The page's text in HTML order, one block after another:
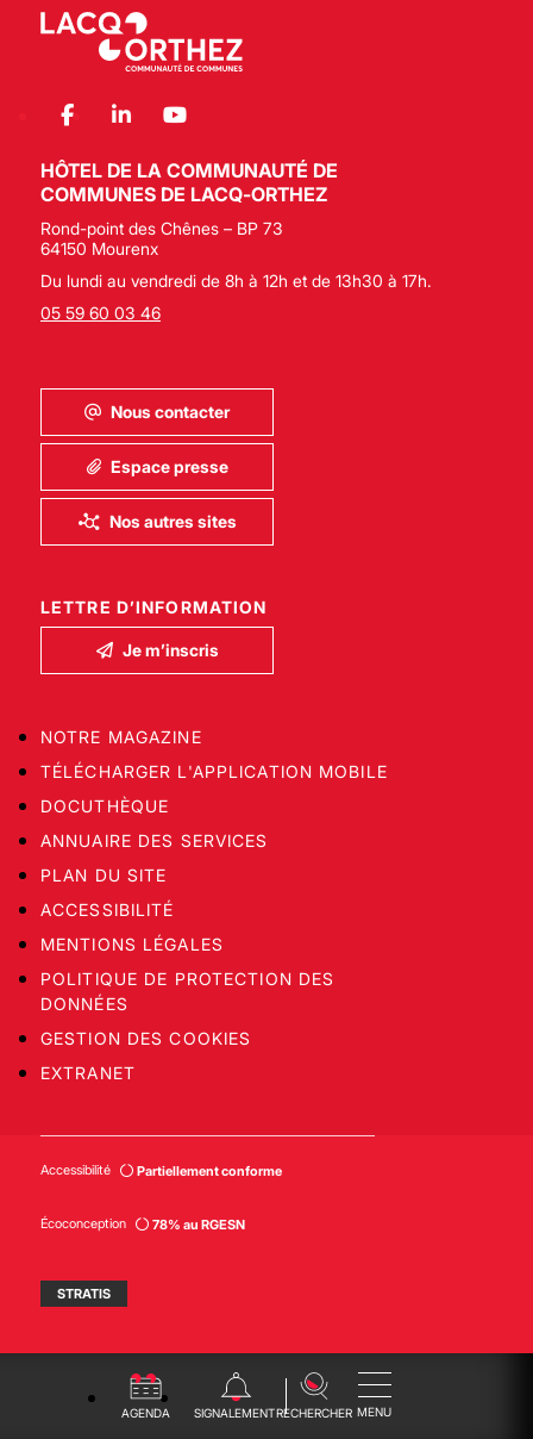
RECHERCHER MENU
AGENDA SIGNALEMENT
HÔTEL DE LA COMMUNAUTÉ DE
COMMUNES DE LACQ-ORTHEZ
Rond-point des Chênes – BP 73
64150 Mourenx
Du lundi au vendredi de 8h à 12h et de 13h30 à 17h.
05 59 60 03 46
Nous contacter
Espace presse
Nos autres sites
LETTRE D’INFORMATION
Je m’inscris
NOTRE MAGAZINE
TÉLÉCHARGER L'APPLICATION MOBILE
DOCUTHÈQUE
ANNUAIRE DES SERVICES
PLAN DU SITE
ACCESSIBILITÉ
MENTIONS LÉGALES
POLITIQUE DE PROTECTION DES
DONNÉES
GESTION DES COOKIES
EXTRANET
Accessibilité Partiellement conforme
Écoconception 78% au RGESN
STRATIS